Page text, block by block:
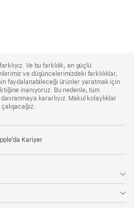
Ve bu farklılık, en güçlü
ve düşüncelerimizdeki farklılıklar,
faydalanabileceği ürünler yaratmak için
inanıyoruz. Bu nedenle, tüm
kararlıyız. Makul kolaylıklar
Kariyer